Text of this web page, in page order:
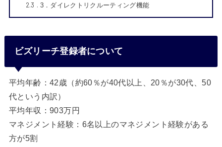
2.3 3．ダイレクトリクルーティング機能
ビズリーチ登録者について
平均年齢：42歳（約60％が40代以上、20％が30代、50
代という内訳）
平均年収：903万円
マネジメント経験：6名以上のマネジメント経験がある
方が5割